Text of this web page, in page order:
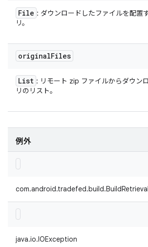
File : ダウンロードしたファイルを配置
リ。
originalFiles
List : リモート zip ファイルからダウン
リのリスト。
例外
java.io.IOException